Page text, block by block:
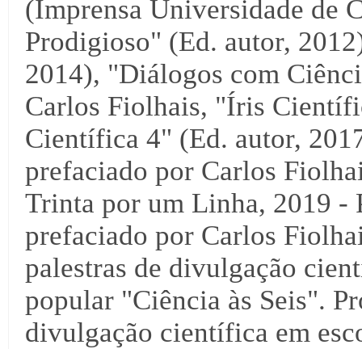
(Imprensa Universidade de
Prodigioso" (Ed. autor,
2014), "Diálogos com
Carlos Fiolhais, "Íris
Científica 4" (Ed. autor,
prefaciado por Carlos
Trinta por um Linha, 2019 -
prefaciado por Carlos
palestras de divulgação
popular "Ciência às Seis".
divulgação científica em